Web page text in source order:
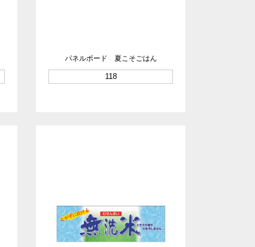
パネルボード 夏こそごはん
118